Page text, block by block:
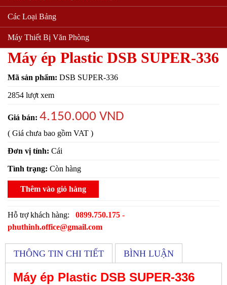
Các Loại Bảng
Máy Thiết Bị Văn Phòng
Máy ép Plastic DSB SUPER-336
Mã sản phẩm: DSB SUPER-336
2854 lượt xem
Giá bán: 4.150.000 VND
( Giá chưa bao gồm VAT )
Đơn vị tính: Cái
Tình trạng: Còn hàng
Thêm vào giỏ hàng
Hỗ trợ khách hàng: 0899.750.175 -
phuthinh.office@gmail.com
THÔNG TIN CHI TIẾT BÌNH LUẬN
Máy ép Plastic DSB SUPER-336